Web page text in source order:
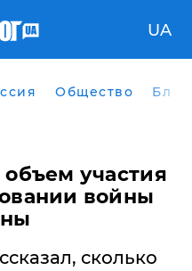
UA
Общество
участия
войны
сколько